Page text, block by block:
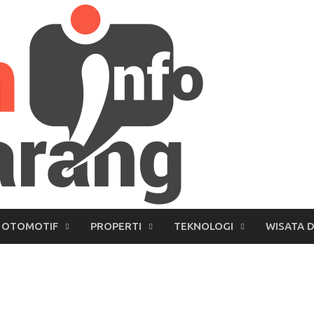
OTOMOTIF PROPERTI TEKNOLOGI WISATA